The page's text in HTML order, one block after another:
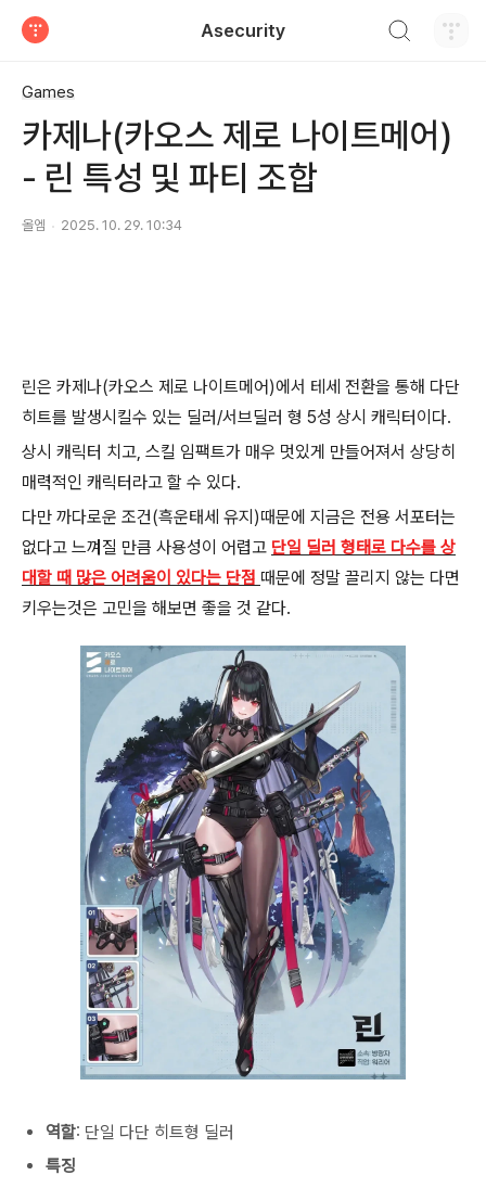
Asecurity
Games
카제나(카오스 제로 나이트메어)
- 린 특성 및 파티 조합
올엠 2025. 10. 29. 10:34
린은 카제나(카오스 제로 나이트메어)에서 테세 전환을 통해 다단
히트를 발생시킬수 있는 딜러/서브딜러 형 5성 상시 캐릭터이다.
상시 캐릭터 치고, 스킬 임팩트가 매우 멋있게 만들어져서 상당히
매력적인 캐릭터라고 할 수 있다.
다만 까다로운 조건(흑운태세 유지)때문에 지금은 전용 서포터는
없다고 느껴질 만큼 사용성이 어렵고 단일 딜러 형태로 다수를 상
대할 때 많은 어려움이 있다는 단점 때문에 정말 끌리지 않는 다면
키우는것은 고민을 해보면 좋을 것 같다.
역할: 단일 다단 히트형 딜러
특징